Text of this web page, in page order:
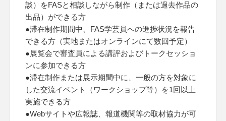
談）をFASと相談しながら制作（または過去作品の
出品）ができる方
●滞在制作期間中、FAS学芸員への進捗状況を報告
できる方（実地またはオンラインにて数回予定）
●展覧会で審査員による講評およびトークセッショ
ンに参加できる方
●滞在制作または展示期間中に、一般の方を対象に
した交流イベント（ワークショップ等）を1回以上
実施できる方
●Webサイトや広報誌、報道機関等の取材協力が可